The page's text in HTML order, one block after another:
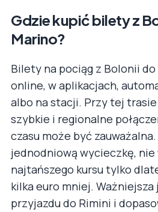
Gdzie kupić bilety z
Marino?
Bilety na pociąg z Bolonii
online, w aplikacjach,
albo na stacji. Przy tej
szybkie i regionalne
czasu może być
jednodniową wycieczkę,
najtańszego kursu tylko
kilka euro mniej.
przyjazdu do Rimini i